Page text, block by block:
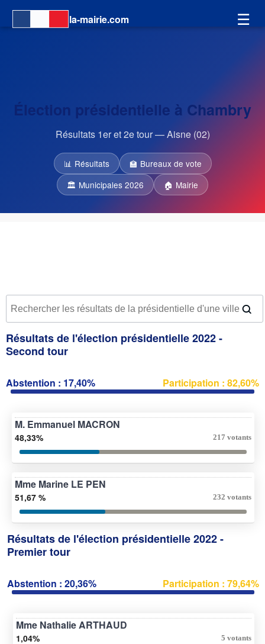
la-mairie.com ☰
Élection présidentielle à Chambry
Résultats 1er et 2e tour — Aisne (02)
📊 Résultats
🏫 Bureaux de vote
🏛 Municipales 2026
🏠 Mairie
Résultats de l'élection présidentielle 2022 -
Second tour
Abstention : 17,40% Participation : 82,60%
M. Emmanuel MACRON
48,33% 217 votants
Mme Marine LE PEN
51,67 % 232 votants
Résultats de l'élection présidentielle 2022 -
Premier tour
Abstention : 20,36% Participation : 79,64%
Mme Nathalie ARTHAUD
1,04% 5 votants